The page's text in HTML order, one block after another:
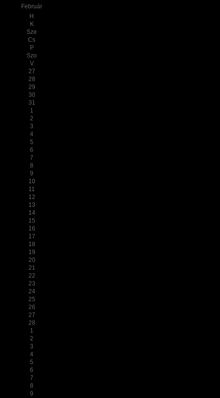
Február
H
K
Sze
Cs
P
Szo
V
27
28
29
30
31
1
2
3
4
5
6
7
8
9
10
11
12
13
14
15
16
17
18
19
20
21
22
23
24
25
26
27
28
1
2
3
4
5
6
7
8
9